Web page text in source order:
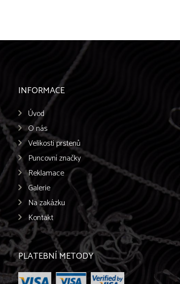
INFORMACE
Úvod
O nás
Velikosti prstenů
Puncovní značky
Reklamace
Galerie
Na zakázku
Kontakt
PLATEBNÍ METODY